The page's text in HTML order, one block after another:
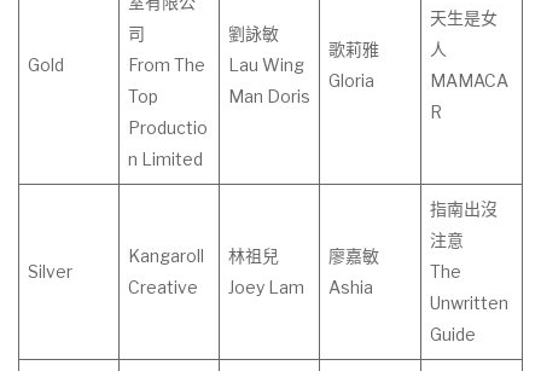
Gold
司
From The
Top
Productio
n Limited
劉詠敏
Lau Wing
Man Doris
歌莉雅
Gloria
天生是女
人
MAMACA
R
Silver
Kangaroll
Creative
林祖兒
Joey Lam
廖嘉敏
Ashia
指南出沒
注意
The
Unwritten
Guide